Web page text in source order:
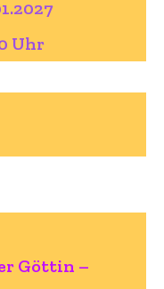
Uhr
Göttin –